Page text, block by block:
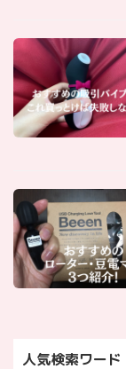
人気検索ワード